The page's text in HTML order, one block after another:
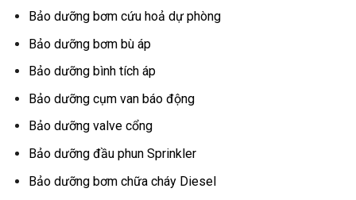
Bảo dưỡng bơm cứu hoả dự phòng
Bảo dưỡng bơm bù áp
Bảo dưỡng bình tích áp
Bảo dưỡng cụm van báo động
Bảo dưỡng valve cổng
Bảo dưỡng đầu phun Sprinkler
Bảo dưỡng bơm chữa cháy Diesel